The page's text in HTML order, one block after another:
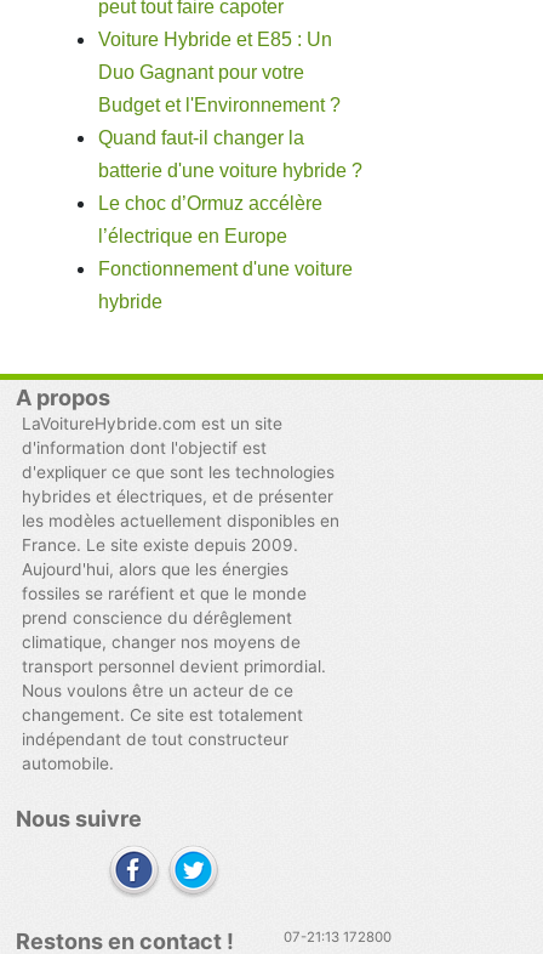
peut tout faire capoter
Voiture Hybride et E85 : Un
Duo Gagnant pour votre
Budget et l'Environnement ?
Quand faut-il changer la
batterie d'une voiture hybride ?
Le choc d’Ormuz accélère
l’électrique en Europe
Fonctionnement d'une voiture
hybride
A propos
LaVoitureHybride.com est un site
d'information dont l'objectif est
d'expliquer ce que sont les technologies
hybrides et électriques, et de présenter
les modèles actuellement disponibles en
France. Le site existe depuis 2009.
Aujourd'hui, alors que les énergies
fossiles se raréfient et que le monde
prend conscience du dérêglement
climatique, changer nos moyens de
transport personnel devient primordial.
Nous voulons être un acteur de ce
changement. Ce site est totalement
indépendant de tout constructeur
automobile.
Nous suivre
Restons en contact ! 07-21:13 172800